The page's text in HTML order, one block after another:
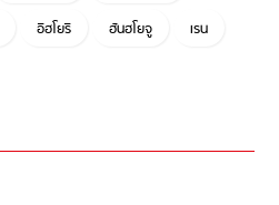
อีฮโยริ ฮันฮโยจู
เรน